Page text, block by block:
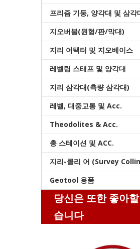
프리즘 기둥, 양각대 및 삼각
지오버블(원형/판/막대)
지리 어택터 및 지오베이스
레벨링 스태프 및 양각대
지리 삼각대(측량 삼각대)
레벨, 대중교통 및 Acc.
Theodolites & Acc.
총 스테이션 및 ACC.
지리-콜리 어 (Survey
Geotool 용품
당신은 또한 좋아
습니다
원형 프리즘(5', 구리
마그네틱 드리프트 네스